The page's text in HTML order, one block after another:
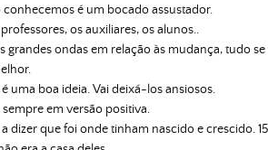
é um bocado assustador.
os auxiliares, os alunos..
ondas em relação às mudança, tudo
uma boa ideia. Vai deixá-los ansiosos.
sempre em versão positiva.
dizer que foi onde tinham nascido e crescido.